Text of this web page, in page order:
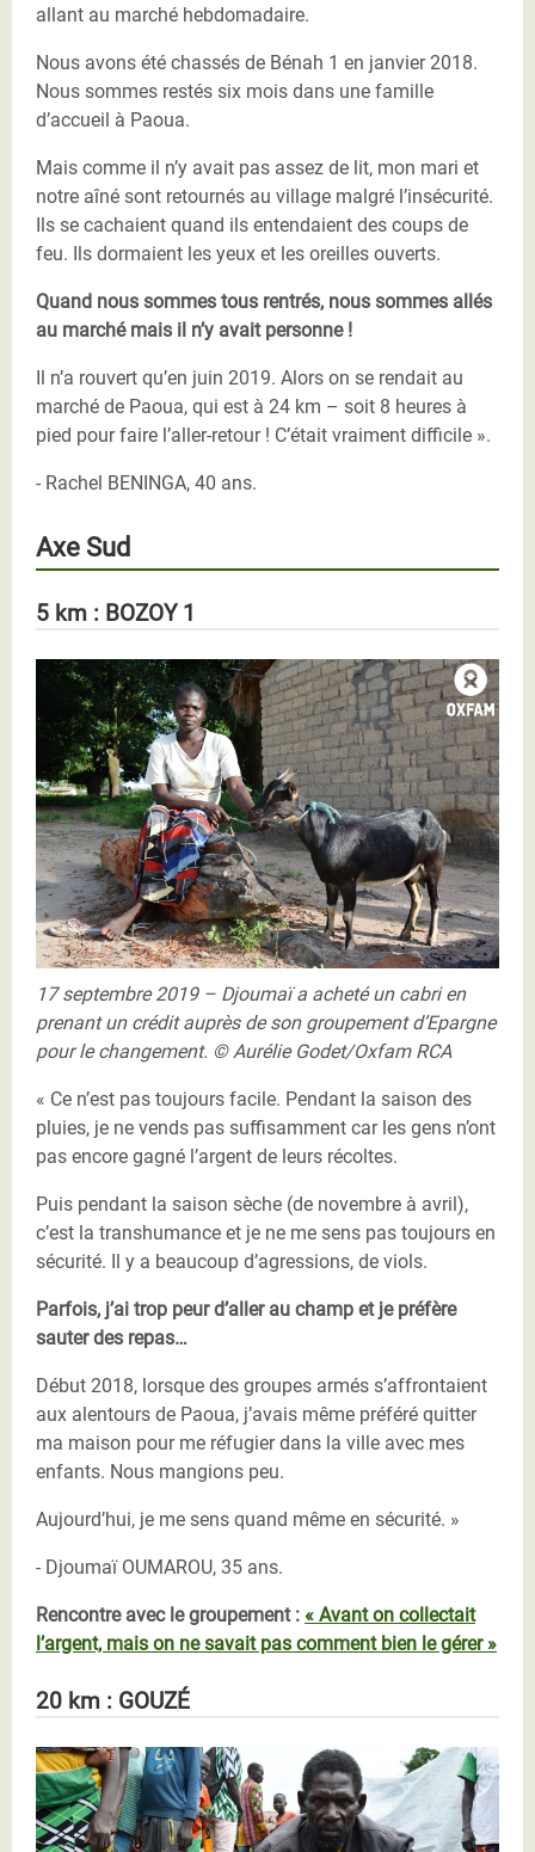
allant au marché hebdomadaire.
Nous avons été chassés de Bénah 1 en janvier 2018.
Nous sommes restés six mois dans une famille
d’accueil à Paoua.
Mais comme il n’y avait pas assez de lit, mon mari et
notre aîné sont retournés au village malgré l’insécurité.
Ils se cachaient quand ils entendaient des coups de
feu. Ils dormaient les yeux et les oreilles ouverts.
Quand nous sommes tous rentrés, nous sommes allés
au marché mais il n’y avait personne !
Il n’a rouvert qu’en juin 2019. Alors on se rendait au
marché de Paoua, qui est à 24 km – soit 8 heures à
pied pour faire l’aller-retour ! C’était vraiment difficile ».
- Rachel BENINGA, 40 ans.
Axe Sud
5 km : BOZOY 1
Djoumaï cabri Oxfam RCA
17 septembre 2019 – Djoumaï a acheté un cabri en
prenant un crédit auprès de son groupement d’Epargne
pour le changement. © Aurélie Godet/Oxfam RCA
« Ce n’est pas toujours facile. Pendant la saison des
pluies, je ne vends pas suffisamment car les gens n’ont
pas encore gagné l’argent de leurs récoltes.
Puis pendant la saison sèche (de novembre à avril),
c’est la transhumance et je ne me sens pas toujours en
sécurité. Il y a beaucoup d’agressions, de viols.
Parfois, j’ai trop peur d’aller au champ et je préfère
sauter des repas…
Début 2018, lorsque des groupes armés s’affrontaient
aux alentours de Paoua, j’avais même préféré quitter
ma maison pour me réfugier dans la ville avec mes
enfants. Nous mangions peu.
Aujourd’hui, je me sens quand même en sécurité. »
- Djoumaï OUMAROU, 35 ans.
Rencontre avec le groupement : « Avant on collectait
l’argent, mais on ne savait pas comment bien le gérer »
20 km : GOUZÉ
Albert arachide Oxfam RCA